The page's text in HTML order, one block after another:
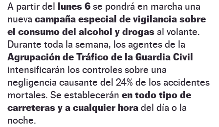
A partir del lunes 6 se pondrá en marcha una
nueva campaña especial de vigilancia sobre
el consumo del alcohol y drogas al volante.
Durante toda la semana, los agentes de la
Agrupación de Tráfico de la Guardia Civil
intensificarán los controles sobre una
negligencia causante del 24% de los accidentes
mortales. Se establecerán en todo tipo de
carreteras y a cualquier hora del día o la
noche.